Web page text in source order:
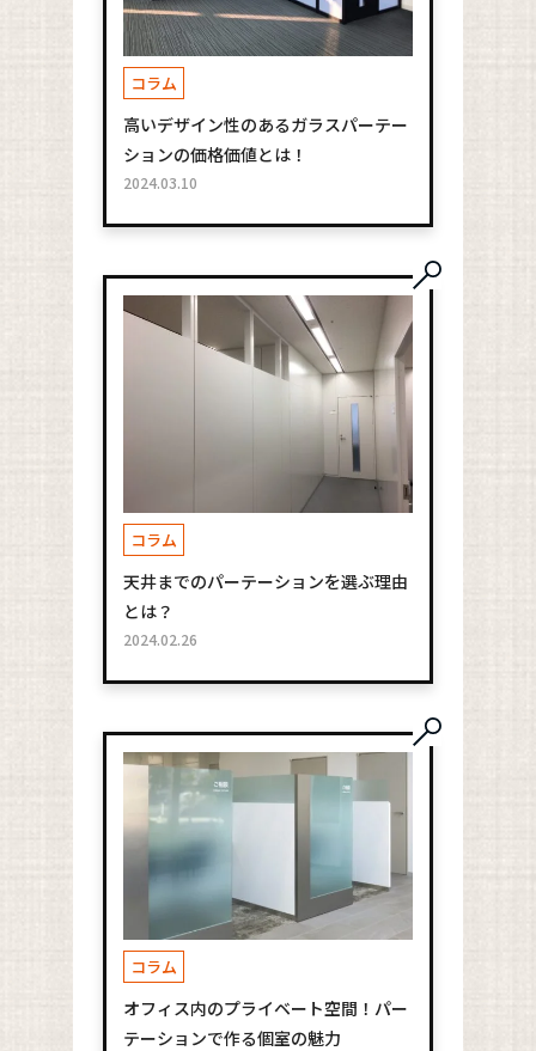
コラム
高いデザイン性のあるガラスパーテー
ションの価格価値とは！
2024.03.10
コラム
天井までのパーテーションを選ぶ理由
とは？
2024.02.26
コラム
オフィス内のプライベート空間！パー
テーションで作る個室の魅力